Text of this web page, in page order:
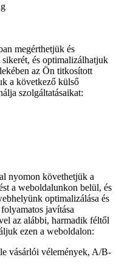
megérthetjük és
és optimalizálhatjuk
az Ön titkosított
a következő külső
szolgáltatásaikat:
nyomon követhetjük a
a weboldalunkon belül, és
optimalizálása és
javítása
az alábbi, harmadik féltől
ezen a weboldalon:
vásárlói vélemények, A/B-